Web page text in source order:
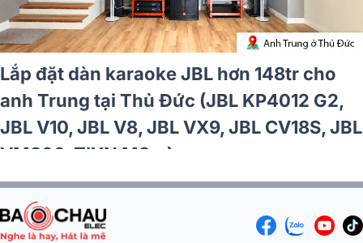
Lắp đặt dàn karaoke JBL hơn 148tr cho
anh Trung tại Thủ Đức (JBL KP4012 G2,
JBL V10, JBL V8, JBL VX9, JBL CV18S, JBL
VM300, TIYN M8...)